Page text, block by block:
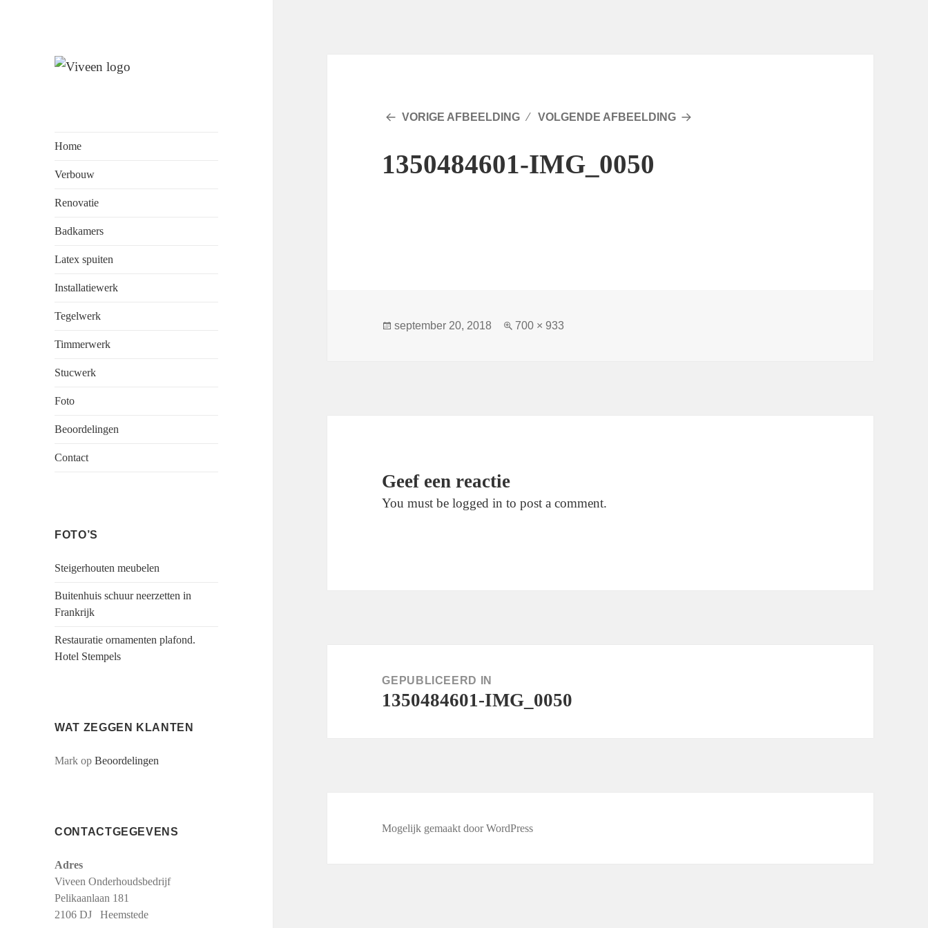
Home
Verbouw
Renovatie
Badkamers
Latex spuiten
Installatiewerk
Tegelwerk
Timmerwerk
Stucwerk
Foto
Beoordelingen
Contact
FOTO’S
Steigerhouten meubelen
Buitenhuis schuur neerzetten in
Frankrijk
Restauratie ornamenten plafond.
Hotel Stempels
WAT ZEGGEN KLANTEN
Mark opBeoordelingen
CONTACTGEGEVENS
Adres
Viveen Onderhoudsbedrijf
Pelikaanlaan 181
2106 DJ Heemstede
VORIGE AFBEELDING VOLGENDE AFBEELDING
1350484601-IMG_0050
Geplaatst
september 20, 2018
Volledige
700 × 933
Geef een reactie
You must be logged in to post a comment.
GEPUBLICEERD IN
1350484601-IMG_0050
Mogelijk gemaakt door WordPress